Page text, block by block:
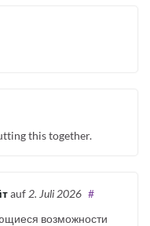
this together.
auf 2. Juli 2026 #
возможности